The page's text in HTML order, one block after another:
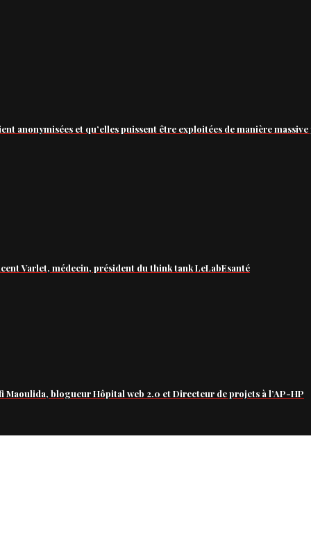
anonymisées et qu’elles puissent être exploitées de manière
Varlet, médecin, président du think tank LeLabEsanté
blogueur Hôpital web 2.0 et Directeur de projets à l’AP-HP